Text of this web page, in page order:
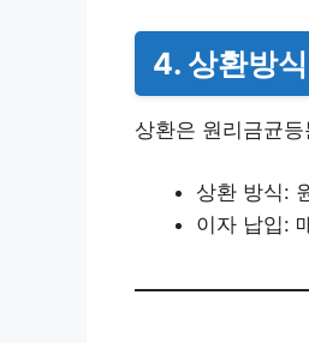
4. 상환방
상환은 원리금균
상환 방식:
이자 납입: